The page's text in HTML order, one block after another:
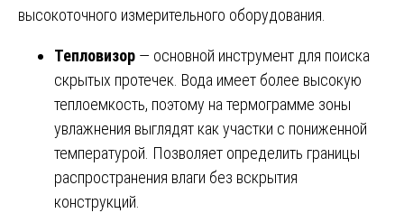
высокоточного измерительного оборудования.
Тепловизор — основной инструмент для поиска
скрытых протечек. Вода имеет более высокую
теплоемкость, поэтому на термограмме зоны
увлажнения выглядят как участки с пониженной
температурой. Позволяет определить границы
распространения влаги без вскрытия
конструкций.